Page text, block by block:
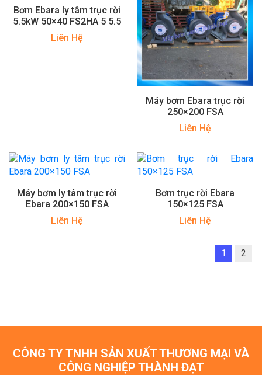
Bơm Ebara ly tâm trục rời
5.5kW 50×40 FS2HA 5 5.5
Liên Hệ
Máy bơm Ebara trục rời
250×200 FSA
Liên Hệ
Máy bơm ly tâm trục rời
Ebara 200×150 FSA
Liên Hệ
Bơm trục rời Ebara
150×125 FSA
Liên Hệ
1 2
CÔNG TY TNHH SẢN XUẤT THƯƠNG MẠI VÀ
CÔNG NGHIỆP THÀNH ĐẠT